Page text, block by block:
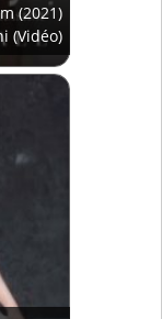
(2021)
(Vidéo)